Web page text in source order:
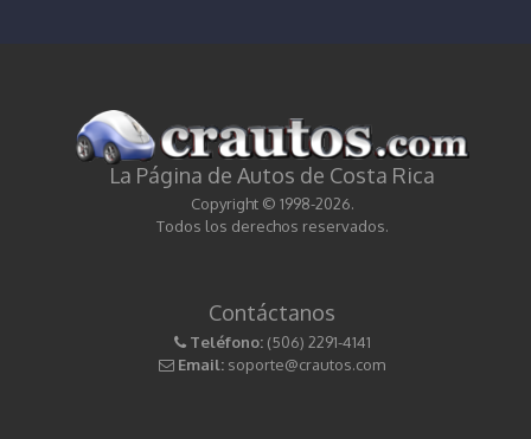
La Página de Autos de Costa Rica
Copyright © 1998-2026.
Todos los derechos reservados.
Contáctanos
Teléfono: (506) 2291-4141
Email: soporte@crautos.com